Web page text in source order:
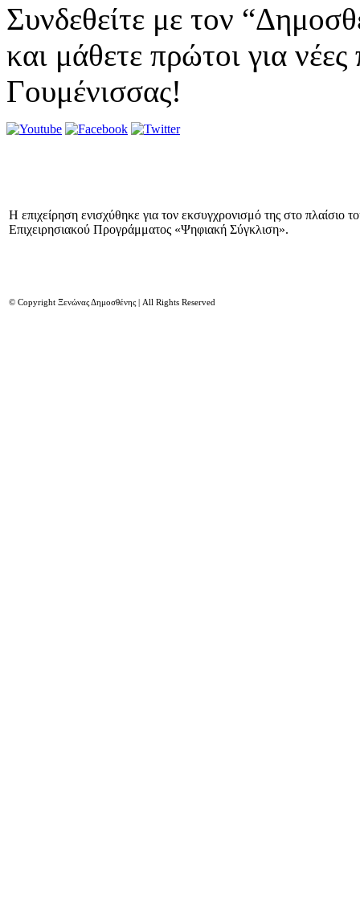
Συνδεθείτε με τον
και μάθετε πρώτοι για
Γουμένισσας!
Η επιχείρηση ενισχύθηκε για τον εκσυγχρονισμό της στο πλαίσιο
Επιχειρησιακού Προγράμματος «Ψηφιακή Σύγκλιση».
© Copyright Ξενώνας Δημοσθένης | All Rights Reserved